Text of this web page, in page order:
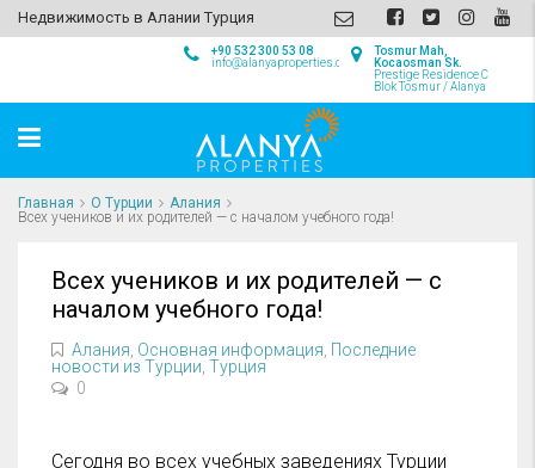
Недвижимость в Алании Турция
Tosmur Mah,
Kocaosman Sk.
Prestige Residence C
Blok Tosmur / Alanya
+90 532 300 53 08
info@alanyaproperties.com
Главная О Турции
Алания
Всех учеников и их родителей — с началом учебного года!
Всех учеников и их родителей — с
началом учебного года!
Алания Основная информация Последние
новости из Турции Турция
0
Сегодня во всех учебных заведениях Турции